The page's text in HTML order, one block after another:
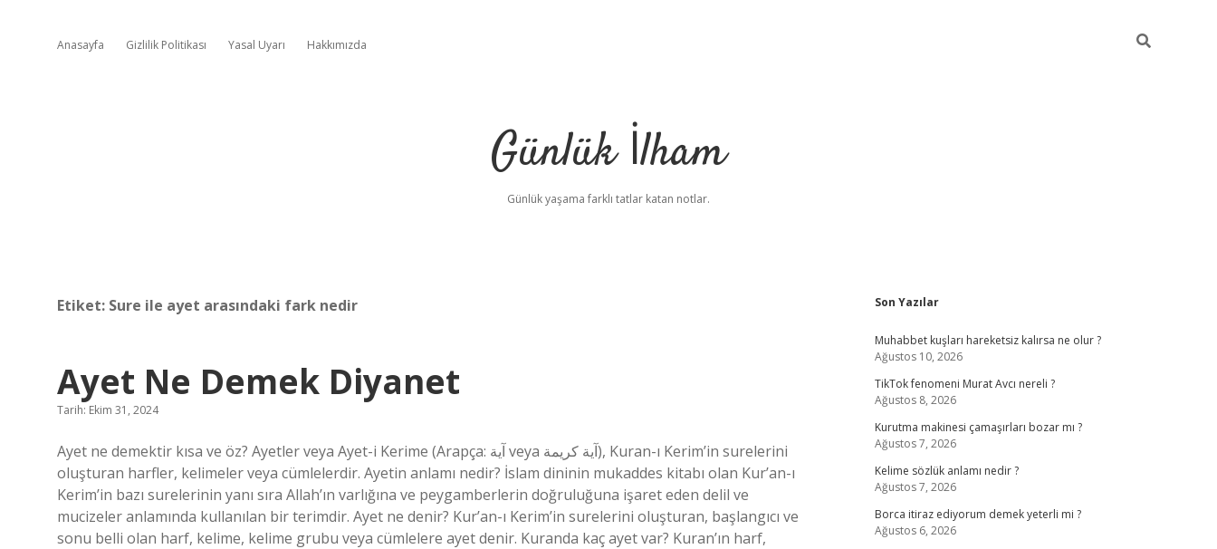
Anasayfa Gizlilik Politikası Yasal Uyarı Hakkımızda
Günlük İlham
Günlük yaşama farklı tatlar katan notlar.
Etiket: Sure ile ayet arasındaki fark nedir
Ayet Ne Demek Diyanet
Tarih: Ekim 31, 2024
Ayet ne demektir kısa ve öz? Ayetler veya Ayet-i Kerime (Arapça: آية veya آية كريمة), Kuran-ı Kerim’in surelerini
oluşturan harfler, kelimeler veya cümlelerdir. Ayetin anlamı nedir? İslam dininin mukaddes kitabı olan Kur’an-ı
Kerim’in bazı surelerinin yanı sıra Allah’ın varlığına ve peygamberlerin doğruluğuna işaret eden delil ve
mucizeler anlamında kullanılan bir terimdir. Ayet ne denir? Kur’an-ı Kerim’in surelerini oluşturan, başlangıcı ve
sonu belli olan harf, kelime, kelime grubu veya cümlelere ayet denir. Kuranda kaç ayet var? Kuran’ın harf,
Sidebar
Son Yazılar
Muhabbet kuşları hareketsiz kalırsa ne olur ?
Ağustos 10, 2026
TikTok fenomeni Murat Avcı nereli ?
Ağustos 8, 2026
Kurutma makinesi çamaşırları bozar mı ?
Ağustos 7, 2026
Kelime sözlük anlamı nedir ?
Ağustos 7, 2026
Borca itiraz ediyorum demek yeterli mi ?
Ağustos 6, 2026